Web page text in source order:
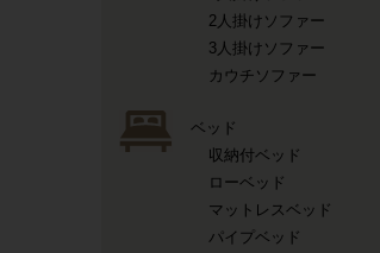
2人掛けソファー
3人掛けソファー
カウチソファー
ベッド
収納付ベッド
ローベッド
マットレスベッド
パイプベッド